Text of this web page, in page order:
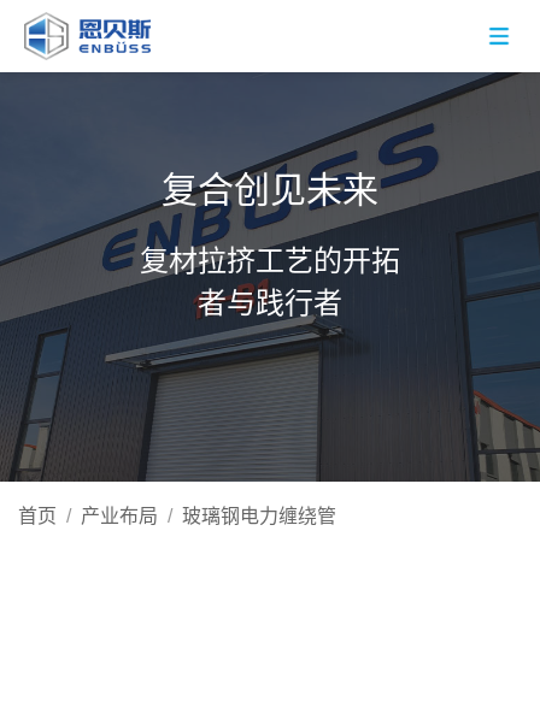
复合创见未来
复材拉挤工艺的开拓
者与践行者
首页 / 产业布局 / 玻璃钢电力缠绕管